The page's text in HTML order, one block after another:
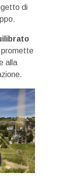
di
promette
alla